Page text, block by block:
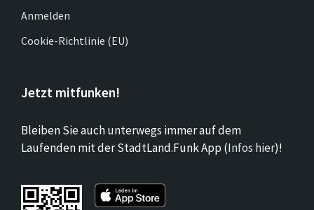
Anmelden
Cookie-Richtlinie (EU)
Jetzt mitfunken!
Bleiben Sie auch unterwegs immer auf dem
Laufenden mit der StadtLand.Funk App (Infos hier)!